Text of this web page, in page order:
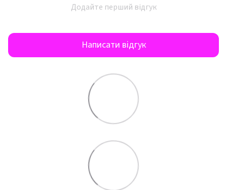
Додайте перший відгук
Написати відгук